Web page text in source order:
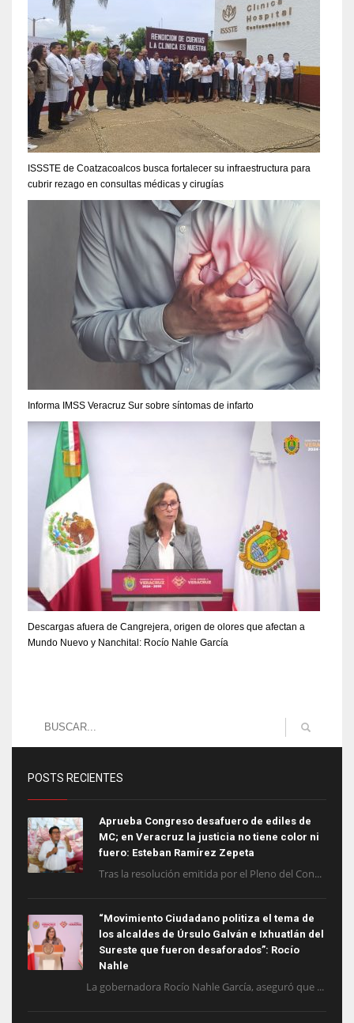
ISSSTE de Coatzacoalcos busca fortalecer su infraestructura para
cubrir rezago en consultas médicas y cirugías
Informa IMSS Veracruz Sur sobre síntomas de infarto
Descargas afuera de Cangrejera, origen de olores que afectan a
Mundo Nuevo y Nanchital: Rocío Nahle García
POSTS RECIENTES
Aprueba Congreso desafuero de ediles de
MC; en Veracruz la justicia no tiene color ni
fuero: Esteban Ramírez Zepeta
Tras la resolución emitida por el Pleno del Con...
“Movimiento Ciudadano politiza el tema de
los alcaldes de Úrsulo Galván e Ixhuatlán del
Sureste que fueron desaforados”: Rocío
Nahle
La gobernadora Rocío Nahle García, aseguró que ...